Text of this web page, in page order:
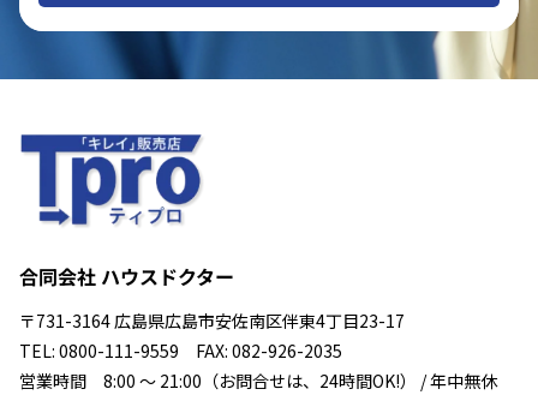
合同会社 ハウスドクター
〒731-3164 広島県広島市安佐南区伴東4丁目23-17
TEL: 0800-111-9559 FAX: 082-926-2035
営業時間 8:00 ～ 21:00（お問合せは、24時間OK!） / 年中無休